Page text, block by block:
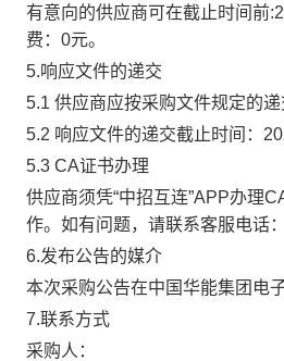
有意向的供应商可在截止时间前
费：0元。
5.响应文件的递交
5.1 供应商应按采购文件规定的
5.2 响应文件的递交截止时间：
5.3 CA证书办理
供应商须凭“中招互连”APP办理
作。如有问题，请联系客服电话
6.发布公告的媒介
本次采购公告在中国华能集团电
7.联系方式
采购人：